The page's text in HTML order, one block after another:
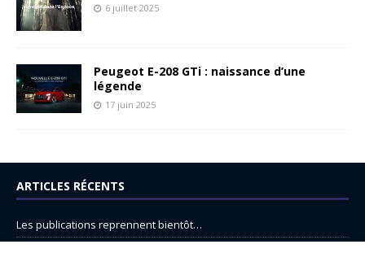
6 juillet 2025
Peugeot E-208 GTi : naissance d’une
légende
17 juin 2025
ARTICLES RÉCENTS
Les publications reprennent bientôt…